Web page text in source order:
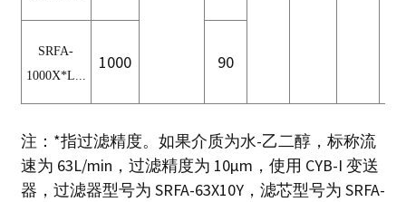
SRFA-
1000X*L...
1000 90
注：*指过滤精度。如果介质为水-乙​​二醇，标称流
速为 63L/min，过滤精度为 10μm，使用 CYB-I 变送
器，过滤器型号为 SRFA-63X10Y，滤芯型号为 SRFA-